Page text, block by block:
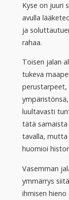
Kyse on juuri
avulla
ja
rahaa.
Toisen jalan
tukeva
perustarpeet,
luultavasti
tätä samaista
tavalla,
huomioi
Vasemman
ymmärrys
ihmisen